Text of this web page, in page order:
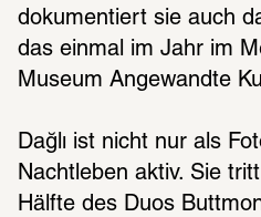
dokumentiert sie auch
das einmal im Jahr im
Museum Angewandte
Dağlı ist nicht nur als
Nachtleben aktiv. Sie
Hälfte des Duos